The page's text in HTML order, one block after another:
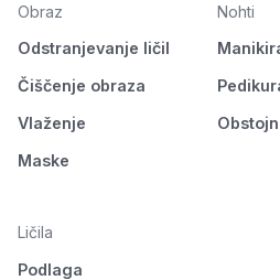
Obraz
Odstranjevanje ličil
Čiščenje obraza
Vlaženje
Maske
Nohti
Ličila
Podlaga